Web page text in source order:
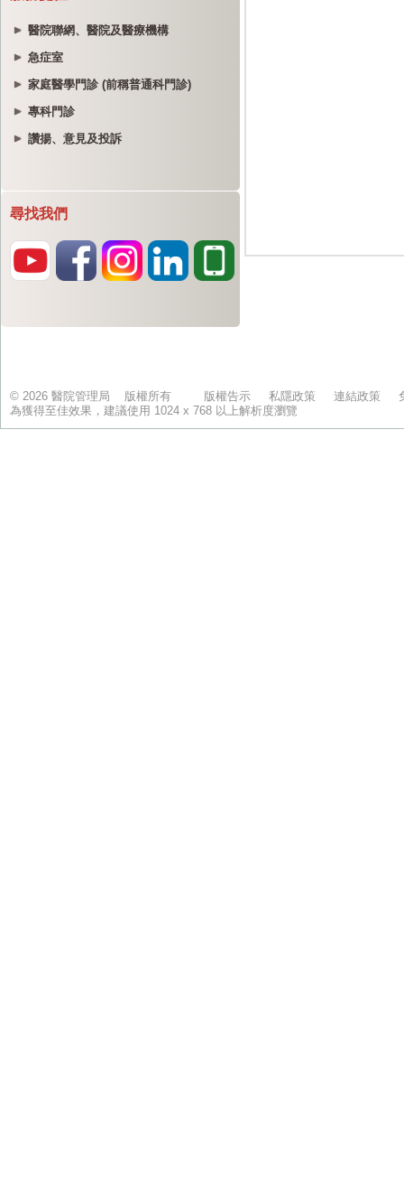
醫院聯網、醫院及醫療機構
急症室
家庭醫學門診 (前稱普通科門診)
專科門診
讚揚、意見及投訴
尋找我們
© 2026 醫院管理局 版權所有 版權告示 私隱政策 連結政策
為獲得至佳效果，建議使用 1024 x 768 以上解析度瀏覽